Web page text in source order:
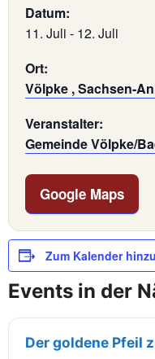
Datum:
11. Juli - 12. Juli
Ort:
Völpke , Sachsen-
Veranstalter:
Gemeinde Völpke/
Google Maps
Zum Kalender
Events in der
Der goldene Pfeil